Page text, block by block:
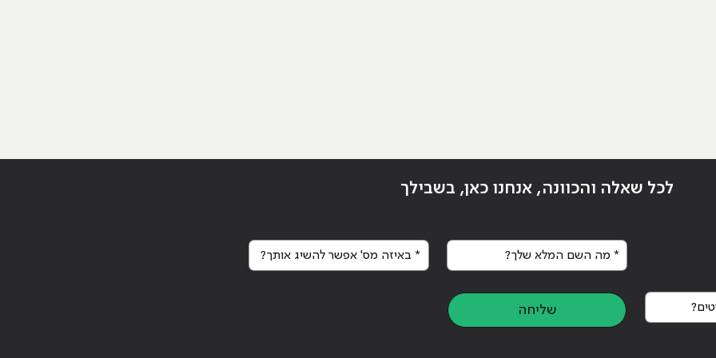
אפליקציות ומדוע כדאי לך ללמוד את זה?"
לכל שאלה והכוונה, אנחנו כאן, בשבילך
* מה השם המלא שלך? * באיזה מס' אפשר להשיג אותך?
שליחה